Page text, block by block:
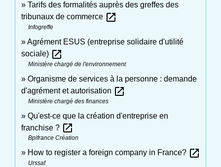
Tarifs des formalités auprès des greffes des
tribunaux de commerce open_in_new
Infogreffe
Agrément ESUS (entreprise solidaire d'utilité
sociale) open_in_new
Ministère chargé de l'environnement
Organisme de services à la personne : demande
d'agrément et autorisation open_in_new
Ministère chargé des finances
Qu'est-ce que la création d'entreprise en
franchise ? open_in_new
Bpifrance Création
How to register a foreign company in France? open_in_new
Urssaf